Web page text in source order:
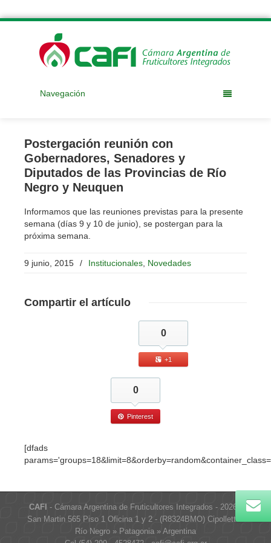
Navegación
Postergación reunión con
Gobernadores, Senadores y
Diputados de las Provincias de Río
Negro y Neuquen
Informamos que las reuniones previstas para la presente
semana (días 9 y 10 de junio), se postergan para la
próxima semana.
9 junio, 2015 / Institucionales Novedades
Compartir el artículo
0
+1
0
Pinterest
[dfads
CAFI - Cámara Argentina de Fruticultores Integrados - 2026 -
San Martin 565 Piso 1 Oficina 1 y 2 - (R8324BMO) Cipolletti »
Río Negro » Patagonia » Argentina